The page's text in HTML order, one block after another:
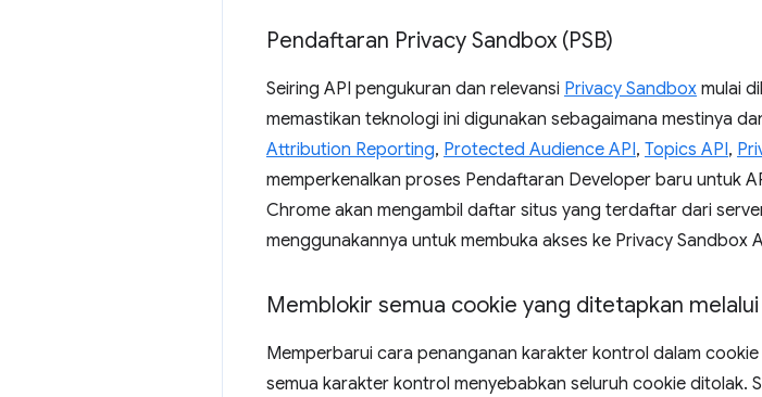
Pendaftaran Privacy Sandbox (PSB)
Seiring API pengukuran dan relevansi Privacy Sandbox mulai
memastikan teknologi ini digunakan sebagaimana mestinya
Attribution Reporting, Protected Audience API, Topics API,
memperkenalkan proses Pendaftaran Developer baru untuk
Chrome akan mengambil daftar situs yang terdaftar dari
menggunakannya untuk membuka akses ke Privacy Sandbox
Memblokir semua cookie yang ditetapkan melalui
Memperbarui cara penanganan karakter kontrol dalam
semua karakter kontrol menyebabkan seluruh cookie ditolak.